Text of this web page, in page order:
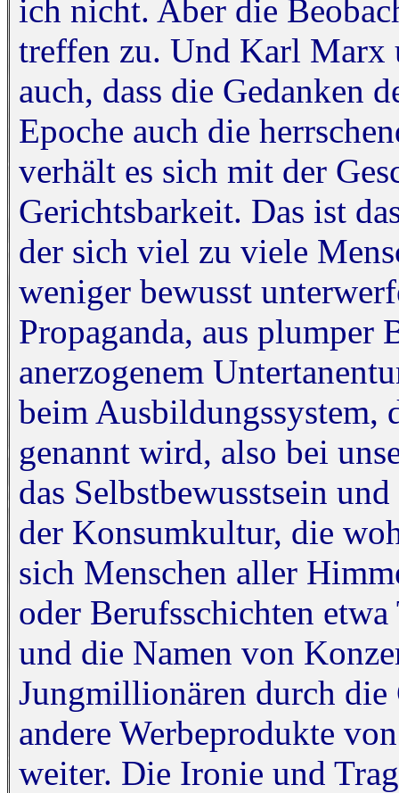
ich nicht. Aber die
treffen zu. Und Karl Marx
auch, dass die Gedanken
Epoche auch die
verhält es sich mit der
Gerichtsbarkeit. Das ist
der sich viel zu viele
weniger bewusst
Propaganda, aus plumper
anerzogenem
beim Ausbildungssystem,
genannt wird, also bei
das Selbstbewusstsein
der Konsumkultur, die
sich Menschen aller
oder Berufsschichten
und die Namen von
Jungmillionären durch die
andere Werbeprodukte
weiter. Die Ironie und